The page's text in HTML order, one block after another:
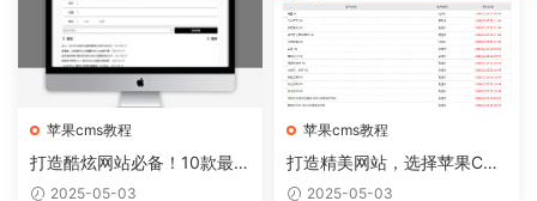
苹果cms教程
打造酷炫网站必备！10款最热
门的苹果CMS模板推荐
2025-05-03
苹果cms教程
打造精美网站，选择苹果CM
S模板从容实现
2025-05-03